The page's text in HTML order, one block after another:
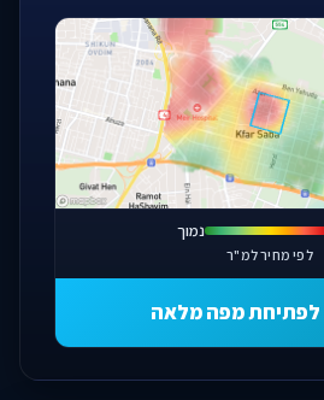
נמוך
לפי מחיר למ"ר
לפתיחת מפה מלאה